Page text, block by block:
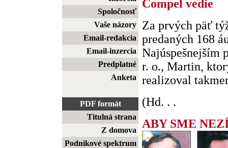
Spoločnosť
Vaše názory
Email-redakcia
Email-inzercia
Predplatné
Anketa
PDF formát
Titulná strana
Z domova
Podnikové spektrum
Compel vedie
Za prvých päť
predaných 168
Najúspešnejším
r. o., Martin,
realizoval
(Hd. . .
ABY SME